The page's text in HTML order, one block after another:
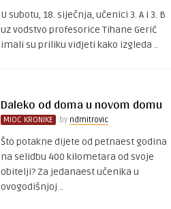
U subotu, 18. siječnja, učenici 3. A i 3. B
uz vodstvo profesorice Tihane Gerić
imali su priliku vidjeti kako izgleda ..
Daleko od doma u novom domu
MIOC KRONIKE by ndmitrovic
Što potakne dijete od petnaest godina
na selidbu 400 kilometara od svoje
obitelji? Za jedanaest učenika u
ovogodišnjoj ..